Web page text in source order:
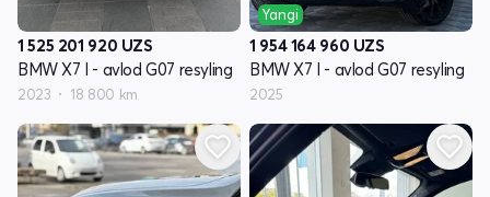
1 525 201 920 UZS
BMW X7 I - avlod G07 resyling
2023 18 800 km
Yangi
1 954 164 960 UZS
BMW X7 I - avlod G07 resyling
2025